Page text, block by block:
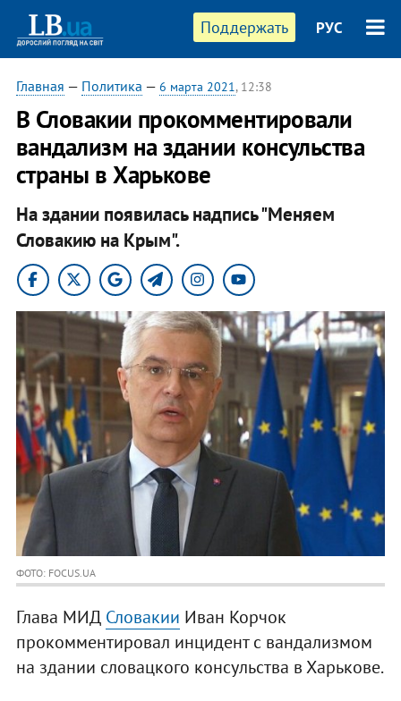
Поддержать РУС
Главная — Политика — 6 марта 2021, 12:38
В Словакии прокомментировали
вандализм на здании консульства
страны в Харькове
На здании появилась надпись "Меняем
Словакию на Крым".
ФОТО: FOCUS.UA
Глава МИД Словакии Иван Корчок
прокомментировал инцидент с вандализмом
на здании словацкого консульства в Харькове.